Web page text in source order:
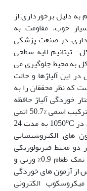
به دلیل برخورداری از
خوب، مقاومت به
داری، در صنعت پزشکی
تیتانیم لایه سطحی
به محیط جلوگیری می
این آلیاژها و حالت
که نظر محققان را به
خوردگی آلیاژ حافظه
دار دوتائی نیکل- تیتانیم تولید شده با ترکیب اسمی %50.7 اتمی
o
C به مدت 24
الکتروشیمیایی
دو محیط فیزیولوژیکی
شبیه سازی شده با محیط بدن (محلول نمک طعام 0.9% وزنی و
از آزمون های خوردگی
الکترونی